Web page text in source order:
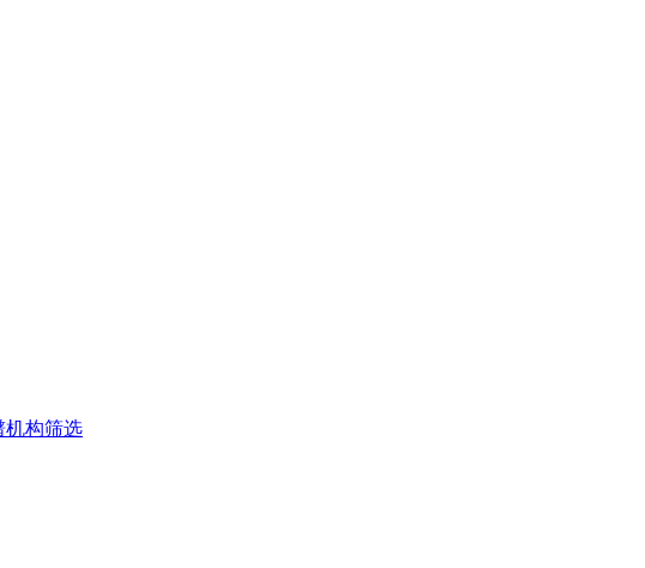
机构筛选